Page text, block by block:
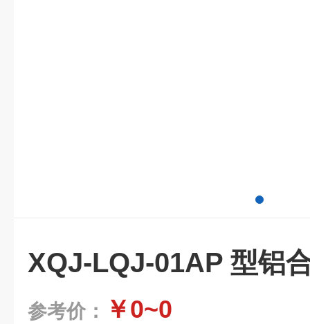
XQJ-LQJ-01AP 型铝
参考价： ￥0~0